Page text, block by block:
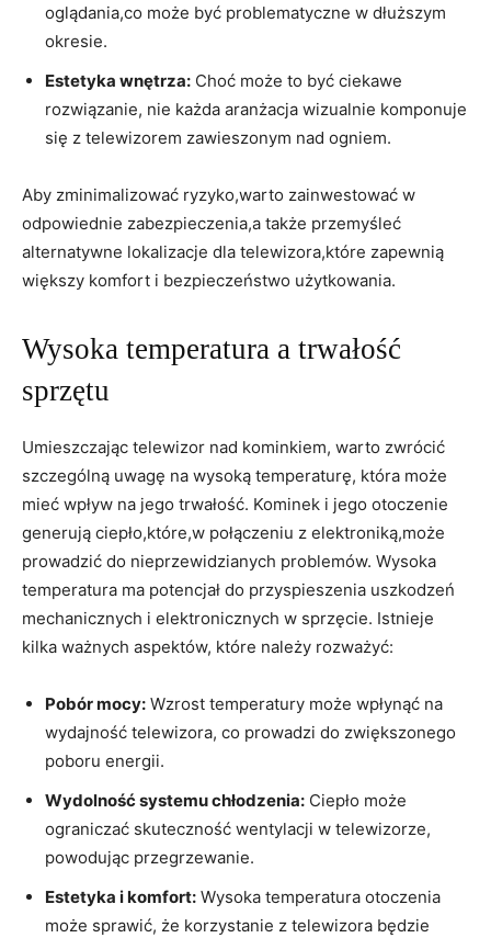
oglądania,co może być problematyczne w dłuższym
okresie.
Estetyka wnętrza: Choć może to być ciekawe
rozwiązanie, nie każda aranżacja wizualnie komponuje⁢
się z telewizorem zawieszonym nad ogniem.
Aby zminimalizować ryzyko,warto ​zainwestować w
odpowiednie zabezpieczenia,a także przemyśleć
alternatywne lokalizacje dla telewizora,które zapewnią
większy komfort ⁣i bezpieczeństwo użytkowania.
Wysoka temperatura a trwałość
sprzętu
Umieszczając telewizor‍ nad kominkiem, warto zwrócić
szczególną uwagę na wysoką temperaturę, która może
mieć wpływ na jego trwałość. Kominek i jego otoczenie
generują ciepło,które,w⁢ połączeniu​ z ‌elektroniką,może
prowadzić do nieprzewidzianych ⁢problemów. Wysoka
temperatura ‌ma potencjał do przyspieszenia uszkodzeń​
mechanicznych i elektronicznych w sprzęcie. Istnieje
kilka ważnych aspektów, które należy rozważyć:
Pobór‍ mocy: Wzrost temperatury może wpłynąć na
wydajność telewizora, co prowadzi do zwiększonego
poboru energii.
Wydolność systemu chłodzenia: Ciepło może
‌ograniczać skuteczność wentylacji w telewizorze,⁣
powodując przegrzewanie.
Estetyka i komfort: Wysoka temperatura otoczenia
może sprawić, że korzystanie z telewizora będzie